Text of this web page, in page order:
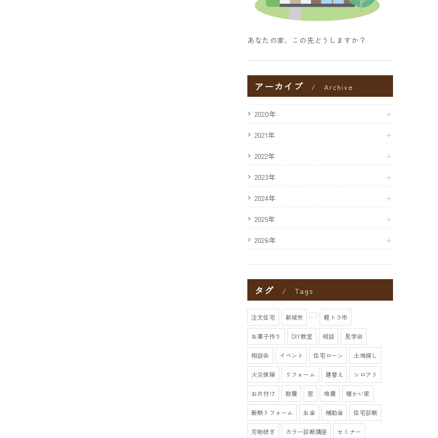
あなたの家、この先どうしますか？
アーカイブ Archive
2020年
2021年
2022年
2023年
2024年
2025年
2026年
タグ Tags
注文住宅 新城市 軽トラ市
お菓子作り DIY教室 相談 見学会
相談会 イベント 住宅ローン 土地探し
火災保険 リフォーム 建替え シロアリ
お片付け 耐震 窓 地震 暖かい家
断熱リフォーム お金 補助金 住宅診断
刃物研ぎ カラー診断講座 セミナー